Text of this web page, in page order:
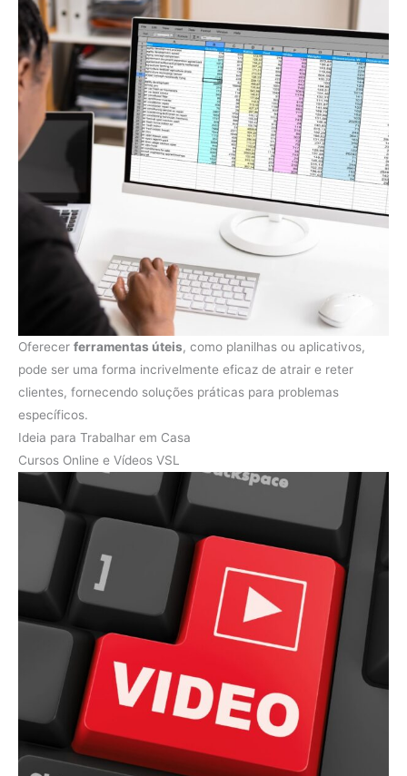
Oferecer ferramentas úteis, como planilhas ou aplicativos,
pode ser uma forma incrivelmente eficaz de atrair e reter
clientes, fornecendo soluções práticas para problemas
específicos.
Ideia para Trabalhar em Casa
Cursos Online e Vídeos VSL